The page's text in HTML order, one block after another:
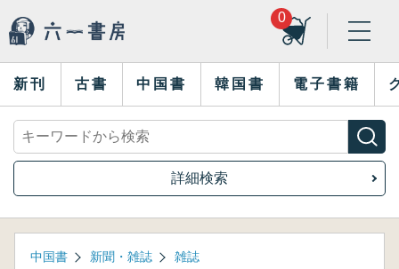
0
新刊 古書 中国書 韓国書 電子書籍
詳細検索
中国書 新聞・雑誌 雑誌